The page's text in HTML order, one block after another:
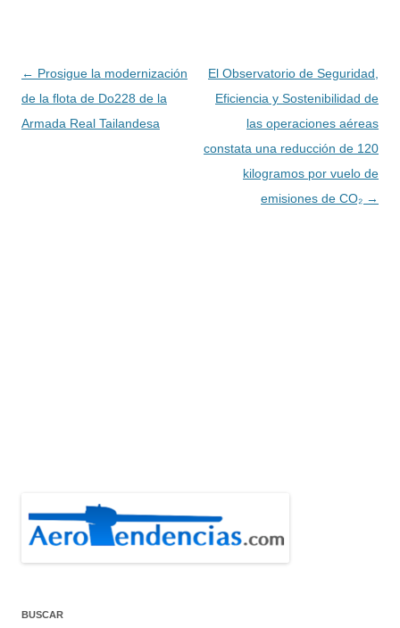
Navegación
de
entradas
← Prosigue la modernización
de la flota de Do228 de la
Armada Real Tailandesa
El Observatorio de Seguridad,
Eficiencia y Sostenibilidad de
las operaciones aéreas
constata una reducción de 120
kilogramos por vuelo de
emisiones de CO₂ →
BUSCAR